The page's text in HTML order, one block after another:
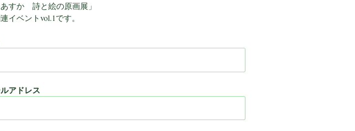
すか 詩と絵の原画展」
イベントvol.1です。
アドレス